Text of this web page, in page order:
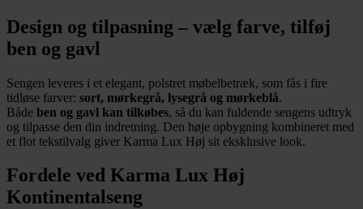
Design og tilpasning – vælg farve, tilføj
ben og gavl
Sengen leveres i et elegant, polstret møbelbetræk, som fås i fire
tidløse farver: sort, mørkegrå, lysegrå og mørkeblå.
Både ben og gavl kan tilkøbes, så du kan fuldende sengens udtryk
og tilpasse den din indretning. Den høje opbygning kombineret med
et flot tekstilvalg giver Karma Lux Høj sit eksklusive look.
Fordele ved Karma Lux Høj
Kontinentalseng